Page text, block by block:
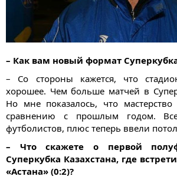
– Как вам новый формат
– Со стороны кажется, что
хорошее. Чем больше матчей в
Но мне показалось, что
сравнению с прошлым годом.
футболистов, плюс теперь ввели
– Что скажете о первой
Суперкубка Казахстана, где
«Астана» (0:2)?